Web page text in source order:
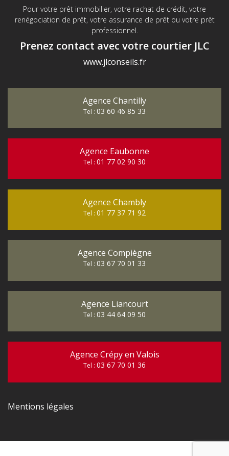
Pour votre prêt immobilier, votre rachat de crédit, votre
renégociation de prêt, votre assurance de prêt ou votre prêt
professionnel.
Prenez contact avec votre courtier JLC
www.jlconseils.fr
Agence Chantilly
Tel : 03 60 46 85 33
Agence Eaubonne
Tel : 01 77 02 90 30
Agence Chambly
Tel : 01 77 37 71 92
Agence Compiègne
Tel : 03 67 70 01 33
Agence Liancourt
Tel : 03 44 64 09 50
Agence Crépy en Valois
Tel : 03 67 70 01 36
Mentions légales